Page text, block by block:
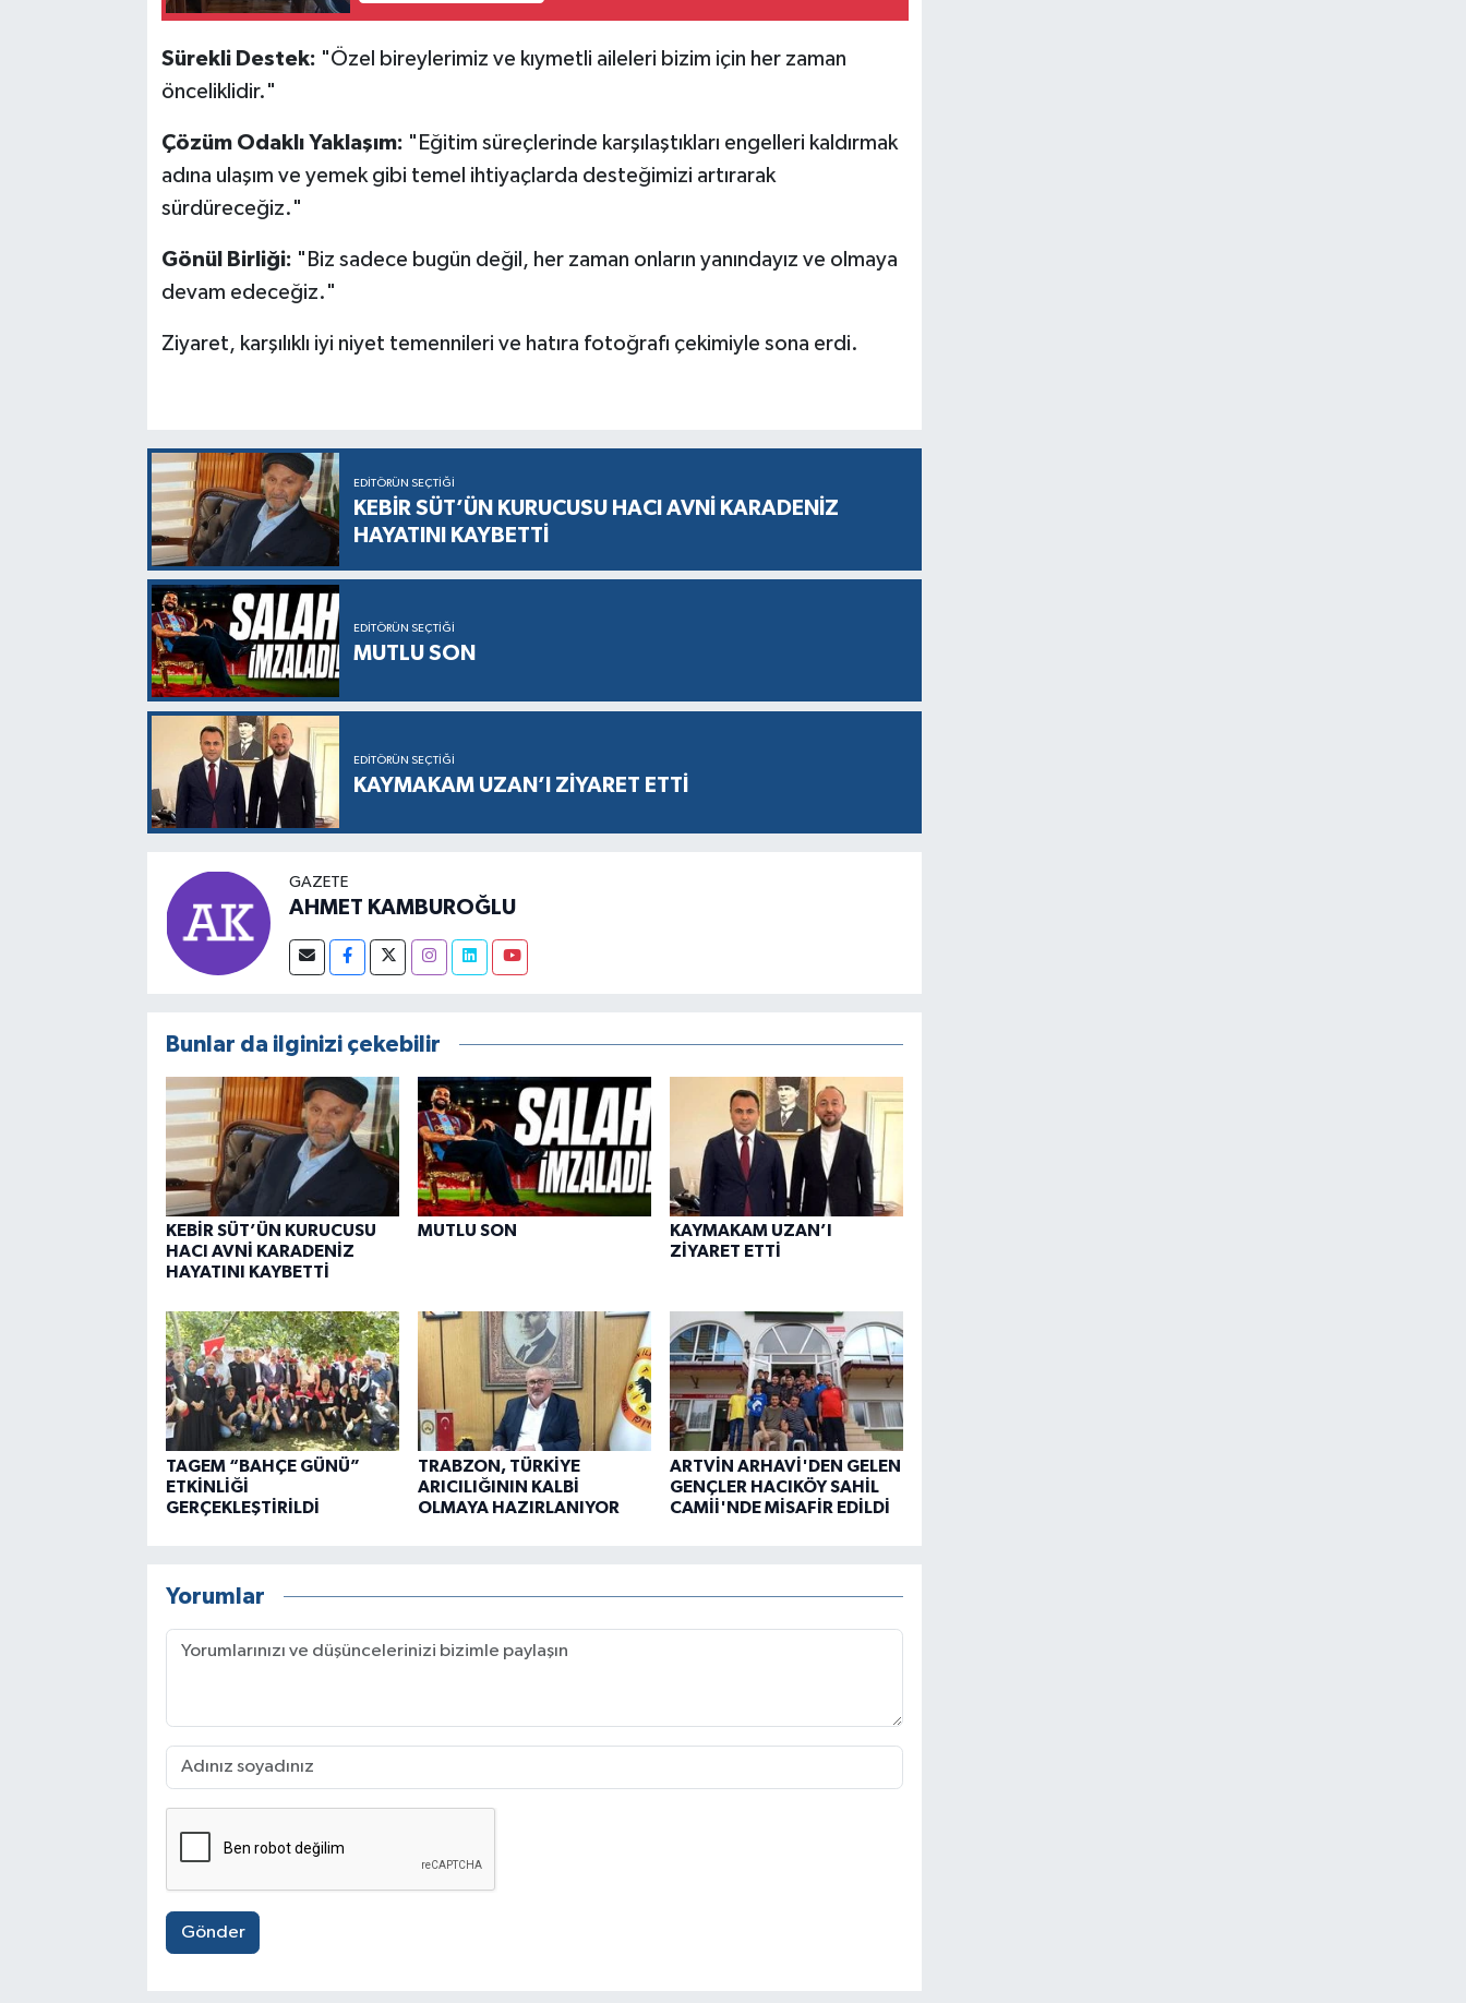
Sürekli Destek: "Özel bireylerimiz ve kıymetli aileleri bizim için her zaman
önceliklidir."
Çözüm Odaklı Yaklaşım: "Eğitim süreçlerinde karşılaştıkları engelleri kaldırmak
adına ulaşım ve yemek gibi temel ihtiyaçlarda desteğimizi artırarak
sürdüreceğiz."
Gönül Birliği: "Biz sadece bugün değil, her zaman onların yanındayız ve olmaya
devam edeceğiz."
Ziyaret, karşılıklı iyi niyet temennileri ve hatıra fotoğrafı çekimiyle sona erdi.
EDITÖRÜN SEÇTIĞI
KEBİR SÜT’ÜN KURUCUSU HACI AVNİ KARADENİZ
HAYATINI KAYBETTİ
EDITÖRÜN SEÇTIĞI
MUTLU SON
EDITÖRÜN SEÇTIĞI
KAYMAKAM UZAN’I ZİYARET ETTİ
GAZETE
AHMET KAMBUROĞLU
Bunlar da ilginizi çekebilir
KEBİR SÜT’ÜN KURUCUSU
HACI AVNİ KARADENİZ
HAYATINI KAYBETTİ
MUTLU SON
KAYMAKAM UZAN’I
ZİYARET ETTİ
TAGEM “BAHÇE GÜNÜ”
ETKİNLİĞİ
GERÇEKLEŞTİRİLDİ
TRABZON, TÜRKİYE
ARICILIĞININ KALBİ
OLMAYA HAZIRLANIYOR
ARTVİN ARHAVİ'DEN GELEN
GENÇLER HACIKÖY SAHİL
CAMİİ'NDE MİSAFİR EDİLDİ
Yorumlar
Gönder